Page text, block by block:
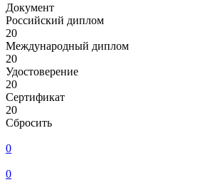
Документ
Российский диплом
20
Международный диплом
20
Удостоверение
20
Сертификат
20
Сбросить
0
0